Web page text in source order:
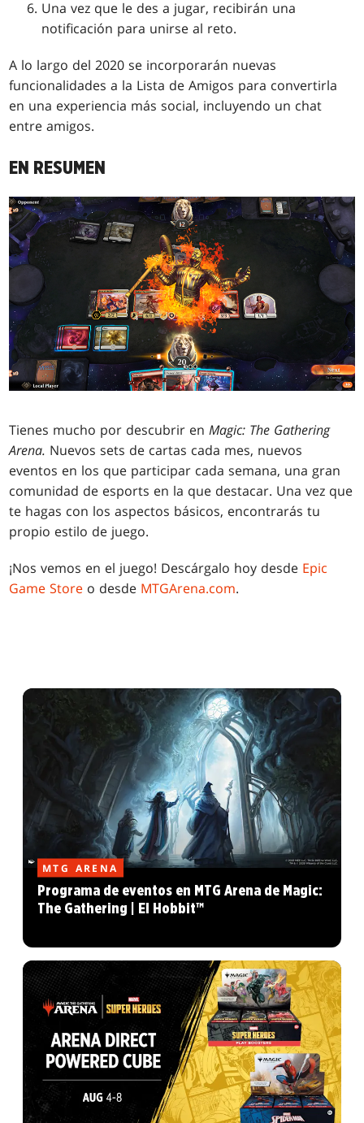
Una vez que le des a jugar, recibirán una
notificación para unirse al reto.
A lo largo del 2020 se incorporarán nuevas
funcionalidades a la Lista de Amigos para convertirla
en una experiencia más social, incluyendo un chat
entre amigos.
EN RESUMEN
Tienes mucho por descubrir enMagic: The Gathering
Arena. Nuevos sets de cartas cada mes, nuevos
eventos en los que participar cada semana, una gran
comunidad de esports en la que destacar. Una vez que
te hagas con los aspectos básicos, encontrarás tu
propio estilo de juego.
¡Nos vemos en el juego! Descárgalo hoy desde Epic
Game Store o desde MTGArena.com.
MTG ARENA
Programa de eventos en MTG Arena de Magic:
The Gathering | El Hobbit™